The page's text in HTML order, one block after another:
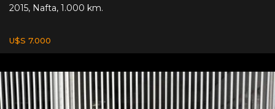
2015, Nafta, 1.000 km.
U$S 7.000